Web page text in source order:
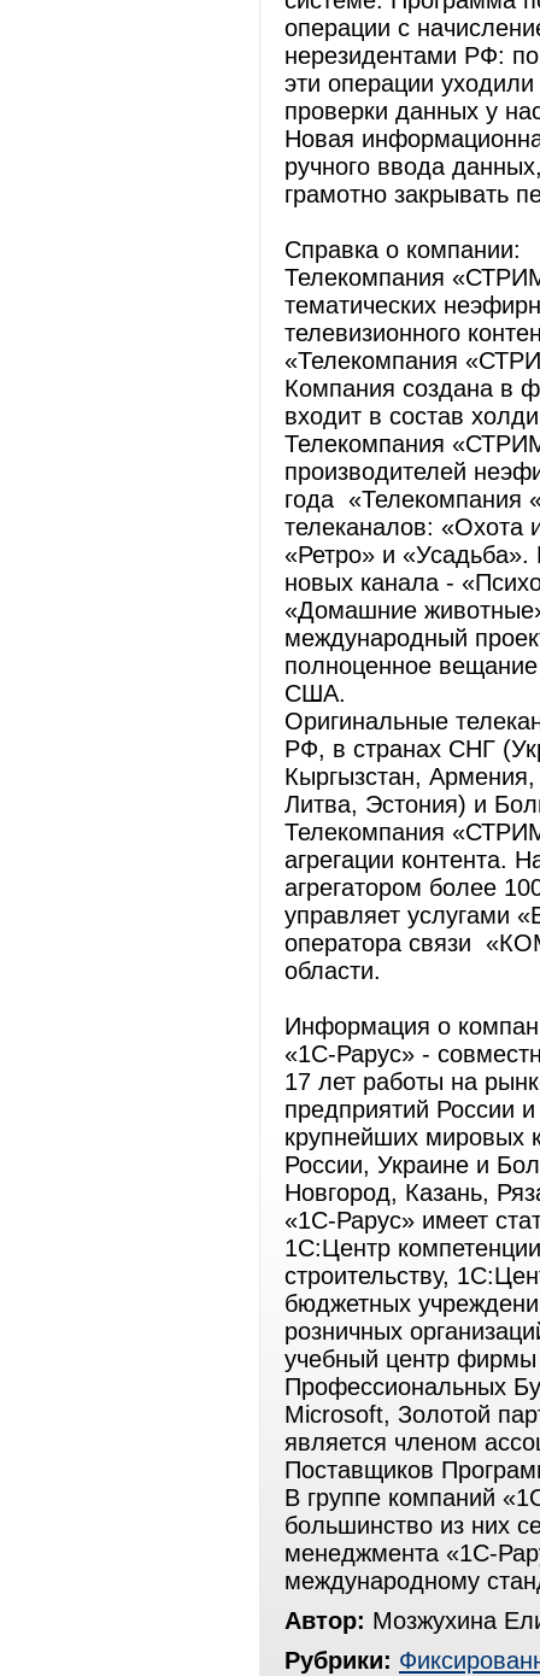
операции с
нерезидентами РФ:
эти операции
проверки данных у
Новая
ручного ввода
грамотно закрывать
Справка о компании:
Телекомпания
тематических
телевизионного
«Телекомпания
Компания создана в
входит в состав
Телекомпания
производителей
года «Телекомпания
телеканалов: «Охота
«Ретро» и
новых канала -
«Домашние
международный
полноценное
США.
Оригинальные
РФ, в странах СНГ
Кыргызстан,
Литва, Эстония) и
Телекомпания
агрегации контента.
агрегатором более
управляет услугами
оператора связи
области.
Информация о
«1С-Рарус» -
17 лет работы на
предприятий России
крупнейших мировых
России, Украине и
Новгород, Казань,
«1С-Рарус» имеет
1С:Центр
строительству,
бюджетных
розничных
учебный центр фирмы
Профессиональных
Microsoft, Золотой
является членом
Поставщиков
В группе компаний
большинство из них
менеджмента «1С-
международному
Автор: Мозжухина
Рубрики: